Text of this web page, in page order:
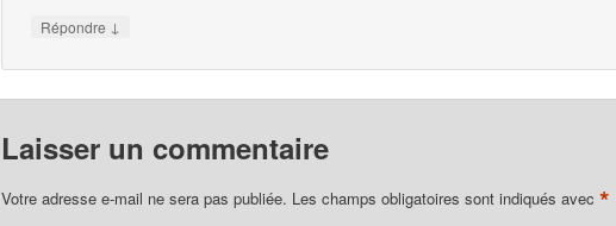
Répondre ↓
Laisser un commentaire
Votre adresse e-mail ne sera pas publiée. Les champs obligatoires sont indiqués avec *